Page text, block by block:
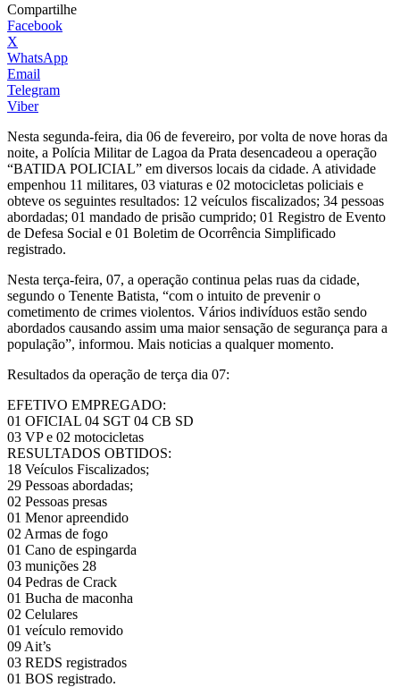
Compartilhe
Facebook
X
WhatsApp
Email
Telegram
Viber
Nesta segunda-feira, dia 06 de fevereiro, por volta de nove horas da
noite, a Polícia Militar de Lagoa da Prata desencadeou a operação
“BATIDA POLICIAL” em diversos locais da cidade. A atividade
empenhou 11 militares, 03 viaturas e 02 motocicletas policiais e
obteve os seguintes resultados: 12 veículos fiscalizados; 34 pessoas
abordadas; 01 mandado de prisão cumprido; 01 Registro de Evento
de Defesa Social e 01 Boletim de Ocorrência Simplificado
registrado.
Nesta terça-feira, 07, a operação continua pelas ruas da cidade,
segundo o Tenente Batista, “com o intuito de prevenir o
cometimento de crimes violentos. Vários indivíduos estão sendo
abordados causando assim uma maior sensação de segurança para a
população”, informou. Mais noticias a qualquer momento.
Resultados da operação de terça dia 07:
EFETIVO EMPREGADO:
01 OFICIAL 04 SGT 04 CB SD
03 VP e 02 motocicletas
RESULTADOS OBTIDOS:
18 Veículos Fiscalizados;
29 Pessoas abordadas;
02 Pessoas presas
01 Menor apreendido
02 Armas de fogo
01 Cano de espingarda
03 munições 28
04 Pedras de Crack
01 Bucha de maconha
02 Celulares
01 veículo removido
09 Ait’s
03 REDS registrados
01 BOS registrado.